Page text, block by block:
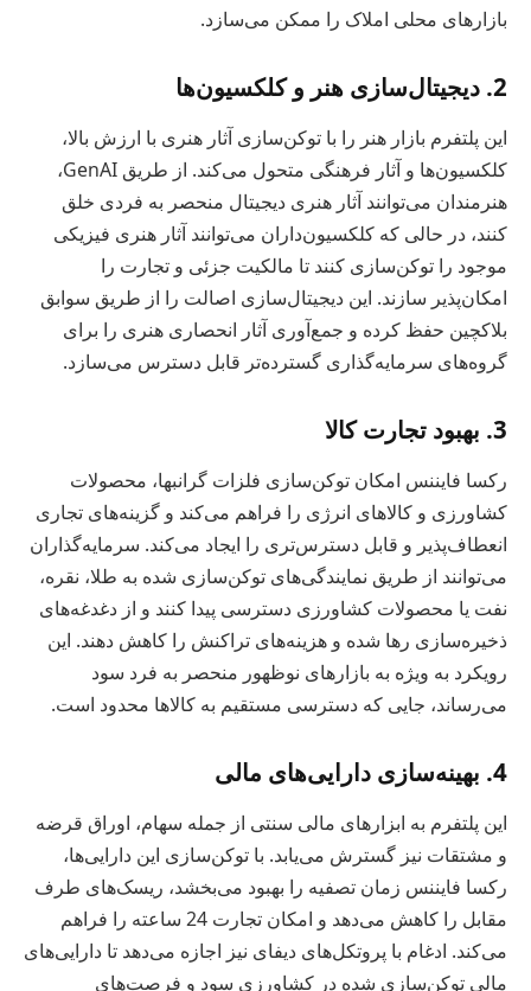
بازارهای محلی املاک را ممکن می‌سازد.
2. دیجیتال‌سازی هنر و کلکسیون‌ها
این پلتفرم بازار هنر را با توکن‌سازی آثار هنری با ارزش بالا،
کلکسیون‌ها و آثار فرهنگی متحول می‌کند. از طریق GenAI،
هنرمندان می‌توانند آثار هنری دیجیتال منحصر به فردی خلق
کنند، در حالی که کلکسیون‌داران می‌توانند آثار هنری فیزیکی
موجود را توکن‌سازی کنند تا مالکیت جزئی و تجارت را
امکان‌پذیر سازند. این دیجیتال‌سازی اصالت را از طریق سوابق
بلاکچین حفظ کرده و جمع‌آوری آثار انحصاری هنری را برای
گروه‌های سرمایه‌گذاری گسترده‌تر قابل دسترس می‌سازد.
3. بهبود تجارت کالا
رکسا فایننس امکان توکن‌سازی فلزات گرانبها، محصولات
کشاورزی و کالاهای انرژی را فراهم می‌کند و گزینه‌های تجاری
انعطاف‌پذیر و قابل دسترس‌تری را ایجاد می‌کند. سرمایه‌گذاران
می‌توانند از طریق نمایندگی‌های توکن‌سازی شده به طلا، نقره،
نفت یا محصولات کشاورزی دسترسی پیدا کنند و از دغدغه‌های
ذخیره‌سازی رها شده و هزینه‌های تراکنش را کاهش دهند. این
رویکرد به ویژه به بازارهای نوظهور منحصر به فرد سود
می‌رساند، جایی که دسترسی مستقیم به کالاها محدود است.
4. بهینه‌سازی دارایی‌های مالی
این پلتفرم به ابزارهای مالی سنتی از جمله سهام، اوراق قرضه
و مشتقات نیز گسترش می‌یابد. با توکن‌سازی این دارایی‌ها،
رکسا فایننس زمان تصفیه را بهبود می‌بخشد، ریسک‌های طرف
مقابل را کاهش می‌دهد و امکان تجارت 24 ساعته را فراهم
می‌کند. ادغام با پروتکل‌های دیفای نیز اجازه می‌دهد تا دارایی‌های
مالی توکن‌سازی شده در کشاورزی سود و فرصت‌های